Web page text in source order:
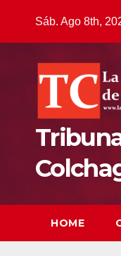
Sáb. Ago 8th,
HOME